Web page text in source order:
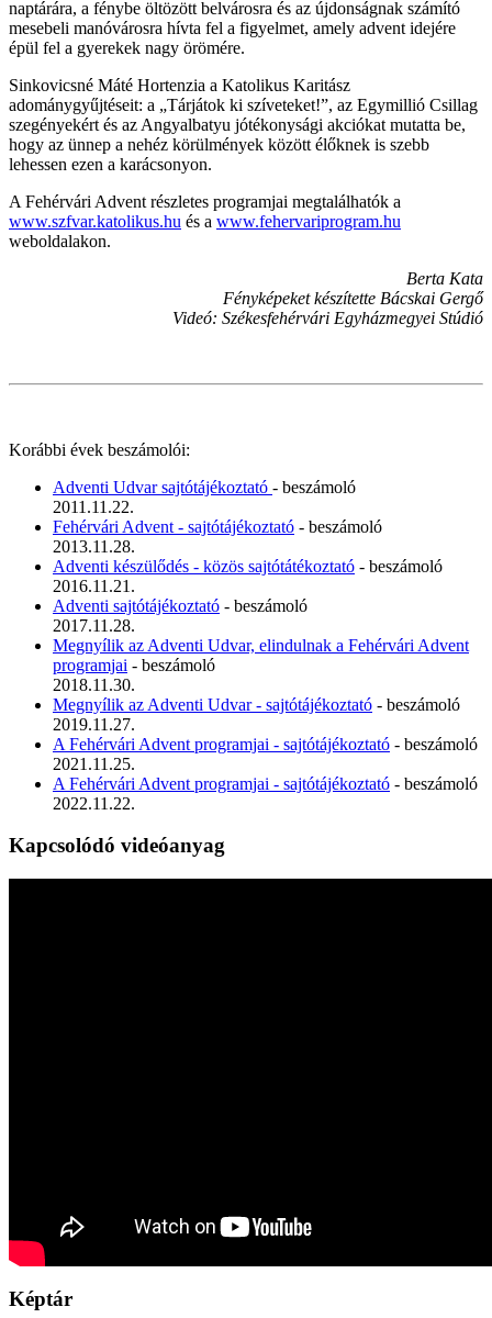
naptárára, a fénybe öltözött belvárosra és az újdonságnak számító
mesebeli manóvárosra hívta fel a figyelmet, amely advent idejére
épül fel a gyerekek nagy örömére.
Sinkovicsné Máté Hortenzia a Katolikus Karitász
adománygyűjtéseit: a „Tárjátok ki szíveteket!”, az Egymillió Csillag
szegényekért és az Angyalbatyu jótékonysági akciókat mutatta be,
hogy az ünnep a nehéz körülmények között élőknek is szebb
lehessen ezen a karácsonyon.
A Fehérvári Advent részletes programjai megtalálhatók a
www.szfvar.katolikus.hu és a www.fehervariprogram.hu
weboldalakon.
Berta Kata
Fényképeket készítette Bácskai Gergő
Videó: Székesfehérvári Egyházmegyei Stúdió
Korábbi évek beszámolói:
Adventi Udvar sajtótájékoztató - beszámoló
2011.11.22.
Fehérvári Advent - sajtótájékoztató - beszámoló
2013.11.28.
Adventi készülődés - közös sajtótátékoztató - beszámoló
2016.11.21.
Adventi sajtótájékoztató - beszámoló
2017.11.28.
Megnyílik az Adventi Udvar, elindulnak a Fehérvári Advent
programjai - beszámoló
2018.11.30.
Megnyílik az Adventi Udvar - sajtótájékoztató - beszámoló
2019.11.27.
A Fehérvári Advent programjai - sajtótájékoztató - beszámoló
2021.11.25.
A Fehérvári Advent programjai - sajtótájékoztató - beszámoló
2022.11.22.
Kapcsolódó videóanyag
Képtár